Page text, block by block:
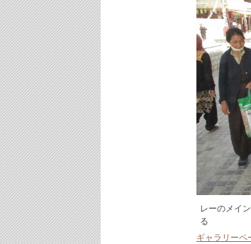
レーのメイ
る
ギャラリーペ